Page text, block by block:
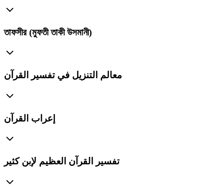
তাফসীর (মুফতী তাকী উসমানী)
معالم التنزيل في تفسير القرآن
إعراب القرآن
تفسير القرآن العظيم لإبن كثير